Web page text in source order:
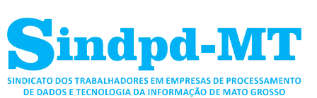
para
conteúdo